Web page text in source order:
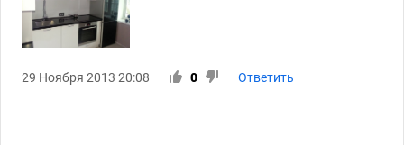
29 Ноября 2013 20:08 0 Ответить